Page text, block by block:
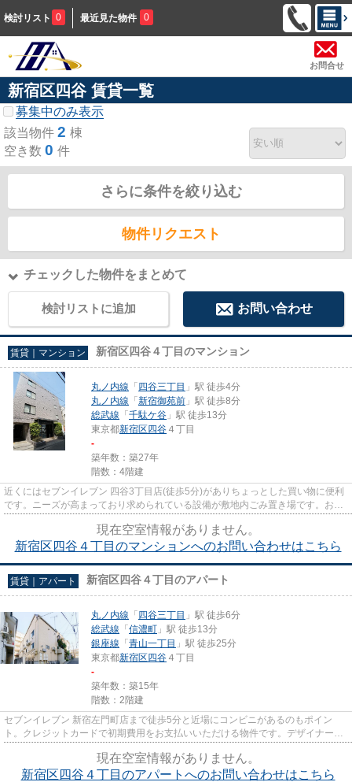
検討リスト 0 最近見た物件 0
お問合せ
新宿区四谷 賃貸一覧
募集中のみ表示
該当物件 2 棟
空き数 0 件
さらに条件を絞り込む
物件リクエスト
チェックした物件をまとめて
検討リストに追加 お問い合わせ
賃貸｜マンション 新宿区四谷４丁目のマンション
丸ノ内線 「 四谷三丁目 」駅 徒歩4分
丸ノ内線 「 新宿御苑前 」駅 徒歩8分
総武線 「 千駄ケ谷 」駅 徒歩13分
東京都新宿区 四谷 ４丁目
-
築年数：築27年
階数：4階建
近くにはセブンイレブン 四谷3丁目店(徒歩5分)がありちょっとした買い物に便利
です。ニーズが高まっており求められている設備が敷地内ごみ置き場です。おし
現在空室情報がありません。
新宿区四谷４丁目のマンションへのお問い合わせはこちら
賃貸｜アパート 新宿区四谷４丁目のアパート
丸ノ内線 「 四谷三丁目 」駅 徒歩6分
総武線 「 信濃町 」駅 徒歩13分
銀座線 「 青山一丁目 」駅 徒歩25分
東京都新宿区 四谷 ４丁目
-
築年数：築15年
階数：2階建
セブンイレブン 新宿左門町店まで徒歩5分と近場にコンビニがあるのもポイン
ト。クレジットカードで初期費用をお支払いいただける物件です。デザイナーズ
現在空室情報がありません。
新宿区四谷４丁目のアパートへのお問い合わせはこちら